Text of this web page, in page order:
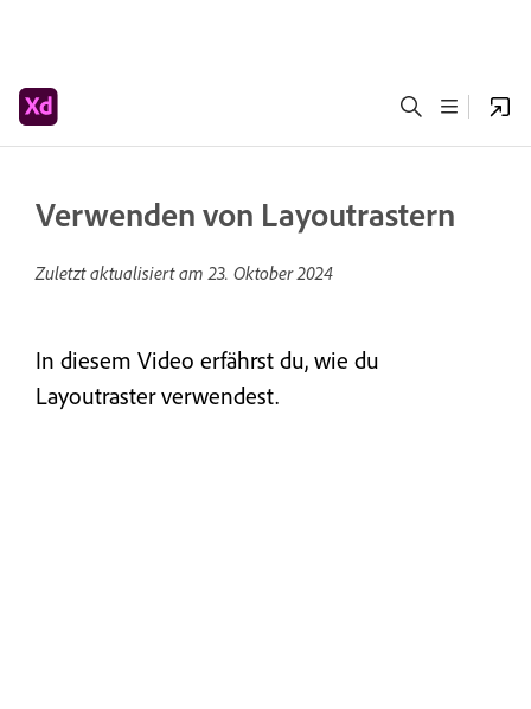
Verwenden von Layoutrastern
Zuletzt aktualisiert am23. Oktober 2024
In diesem Video erfährst du, wie du
Layoutraster verwendest.